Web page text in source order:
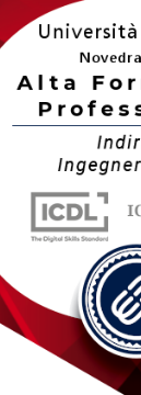
ECONOMICO